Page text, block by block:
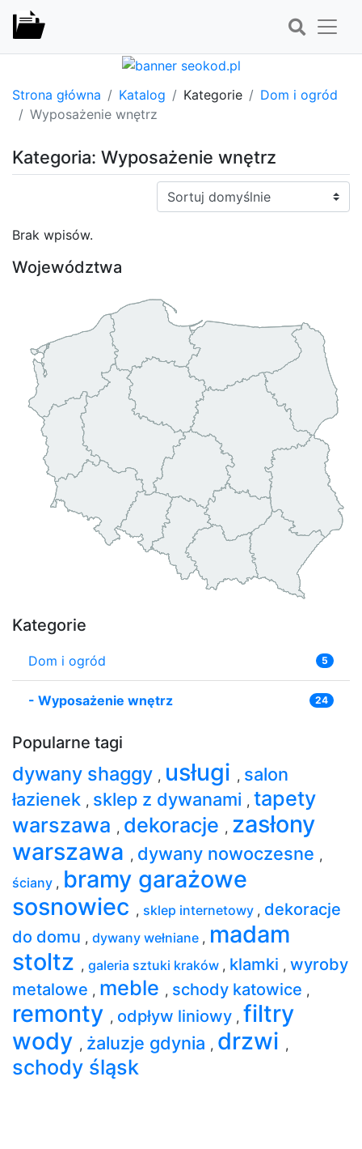
Strona główna Katalog Kategorie
Dom i ogród
Wyposażenie wnętrz
Kategoria: Wyposażenie wnętrz
Sortuj:
Brak wpisów.
Województwa
Kategorie
Dom i ogród 5
- Wyposażenie wnętrz 24
Popularne tagi
dywany shaggy , usługi , salon
łazienek , sklep z dywanami , tapety
warszawa , dekoracje , zasłony
warszawa , dywany nowoczesne ,
ściany , bramy garażowe
sosnowiec , sklep internetowy , dekoracje
do domu , dywany wełniane , madam
stoltz , galeria sztuki kraków , klamki , wyroby
metalowe , meble , schody katowice ,
remonty , odpływ liniowy , filtry
wody , żaluzje gdynia , drzwi ,
schody śląsk